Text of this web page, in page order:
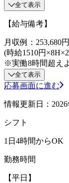
全て表示
【給与備考】
月収例：253,680円
(時給1510円
※実働8時間超え
全て表示
応募画面に進む
情報更新日：2026
シフト
1日4時間からOK
勤務時間
【平日】